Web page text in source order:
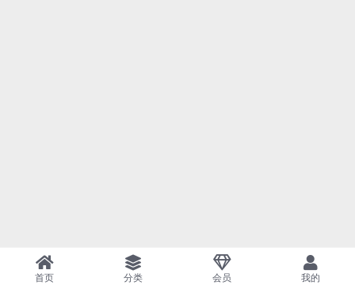
首页 分类 会员 我的